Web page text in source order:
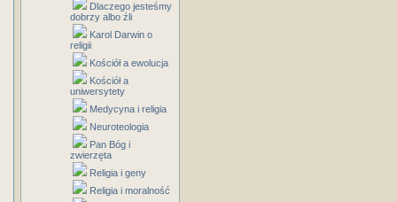
Dlaczego jesteśmy
dobrzy albo źli
Karol Darwin o
religii
Kościół a ewolucja
Kościół a
uniwersytety
Medycyna i religia
Neuroteologia
Pan Bóg i
zwierzęta
Religia i geny
Religia i moralność